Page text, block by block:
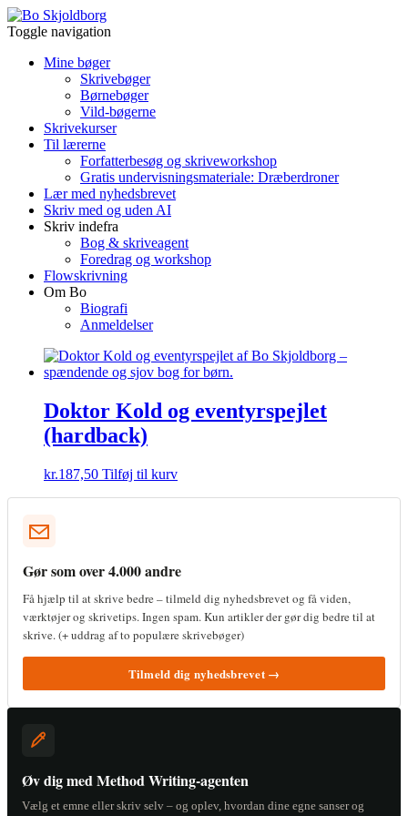
Toggle navigation
Mine bøger
Skrivebøger
Børnebøger
Vild-bøgerne
Skrivekurser
Til lærerne
Forfatterbesøg og skriveworkshop
Gratis undervisningsmateriale: Dræberdroner
Lær med nyhedsbrevet
Skriv med og uden AI
Skriv indefra
Bog & skriveagent
Foredrag og workshop
Flowskrivning
Om Bo
Biografi
Anmeldelser
Doktor Kold og eventyrspejlet
(hardback)
kr.187,50 Tilføj til kurv
Gør som over 4.000 andre
Få hjælp til at skrive bedre – tilmeld dig nyhedsbrevet og få viden,
værktøjer og skrivetips. Ingen spam. Kun artikler der gør dig bedre til at
skrive. (+ uddrag af to populære skrivebøger)
Tilmeld dig nyhedsbrevet →
Øv dig med Method Writing-agenten
Vælg et emne eller skriv selv – og oplev, hvordan dine egne sanser og